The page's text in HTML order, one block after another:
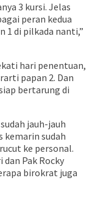
3 kursi. Jelas
peran kedua
1 di pilkada nanti,”
hari penentuan,
papan 2. Dan
bertarung di
jauh-jauh
kemarin sudah
ke personal.
Pak Rocky
birokrat juga